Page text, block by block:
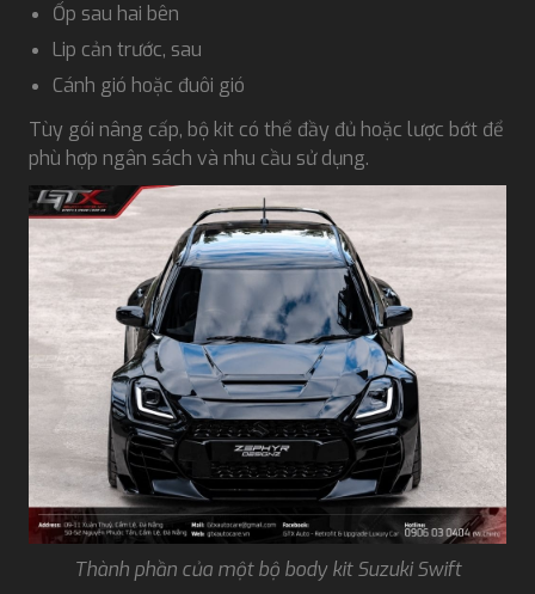
Ốp sau hai bên
Lip cản trước, sau
Cánh gió hoặc đuôi gió
Tùy gói nâng cấp, bộ kit có thể đầy đủ hoặc lược bớt để
phù hợp ngân sách và nhu cầu sử dụng.
Thành phần của một bộ body kit Suzuki Swift